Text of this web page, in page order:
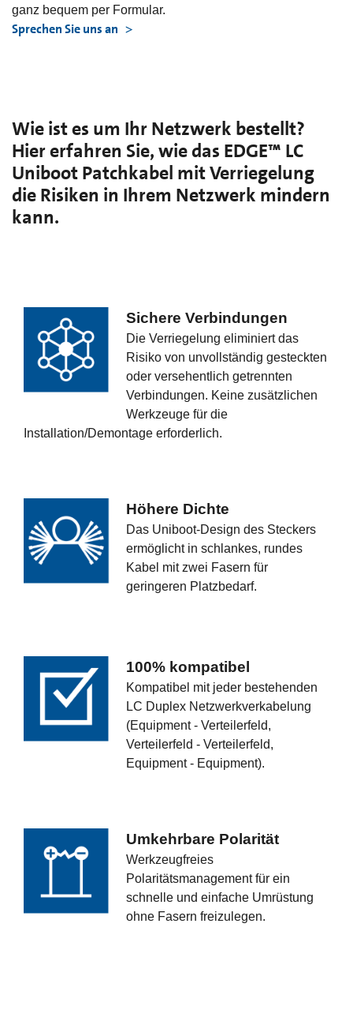
ganz bequem per Formular.
Sprechen Sie uns an
Wie ist es um Ihr Netzwerk bestellt?
Hier erfahren Sie, wie das EDGE™ LC
Uniboot Patchkabel mit Verriegelung
die Risiken in Ihrem Netzwerk mindern
kann.
Sichere Verbindungen
Die Verriegelung eliminiert das
Risiko von unvollständig gesteckten
oder versehentlich getrennten
Verbindungen. Keine zusätzlichen
Werkzeuge für die
Installation/Demontage erforderlich.
Höhere Dichte
Das Uniboot-Design des Steckers
ermöglicht in schlankes, rundes
Kabel mit zwei Fasern für
geringeren Platzbedarf.
100% kompatibel
Kompatibel mit jeder bestehenden
LC Duplex Netzwerkverkabelung
(Equipment - Verteilerfeld,
Verteilerfeld - Verteilerfeld,
Equipment - Equipment).
Umkehrbare Polarität
Werkzeugfreies
Polaritätsmanagement für ein
schnelle und einfache Umrüstung
ohne Fasern freizulegen.